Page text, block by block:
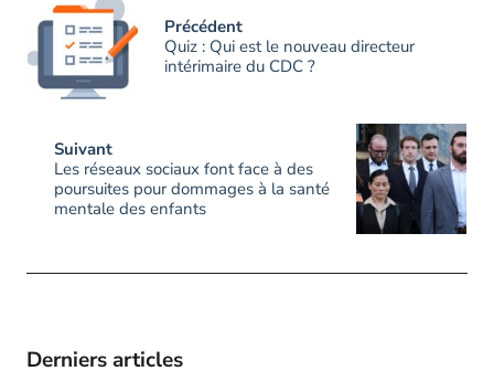
Précédent
Quiz : Qui est le nouveau directeur
intérimaire du CDC ?
Suivant
Les réseaux sociaux font face à des
poursuites pour dommages à la santé
mentale des enfants
Derniers articles